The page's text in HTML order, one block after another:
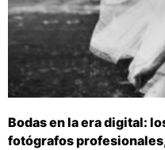
Bodas en la era digital:
fotógrafos